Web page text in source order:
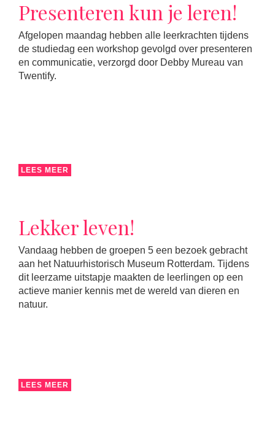
Presenteren kun je leren!
Afgelopen maandag hebben alle leerkrachten tijdens
de studiedag een workshop gevolgd over presenteren
en communicatie, verzorgd door Debby Mureau van
Twentify.
LEES MEER
Lekker leven!
Vandaag hebben de groepen 5 een bezoek gebracht
aan het Natuurhistorisch Museum Rotterdam. Tijdens
dit leerzame uitstapje maakten de leerlingen op een
actieve manier kennis met de wereld van dieren en
natuur.
LEES MEER